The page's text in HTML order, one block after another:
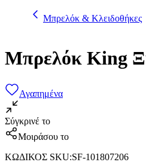
Μπρελόκ & Κλειδοθήκες
Μπρελόκ King
Αγαπημένα
Σύγκρινέ το
Μοιράσου το
ΚΩΔΙΚΟΣ SKU:SF-101807206